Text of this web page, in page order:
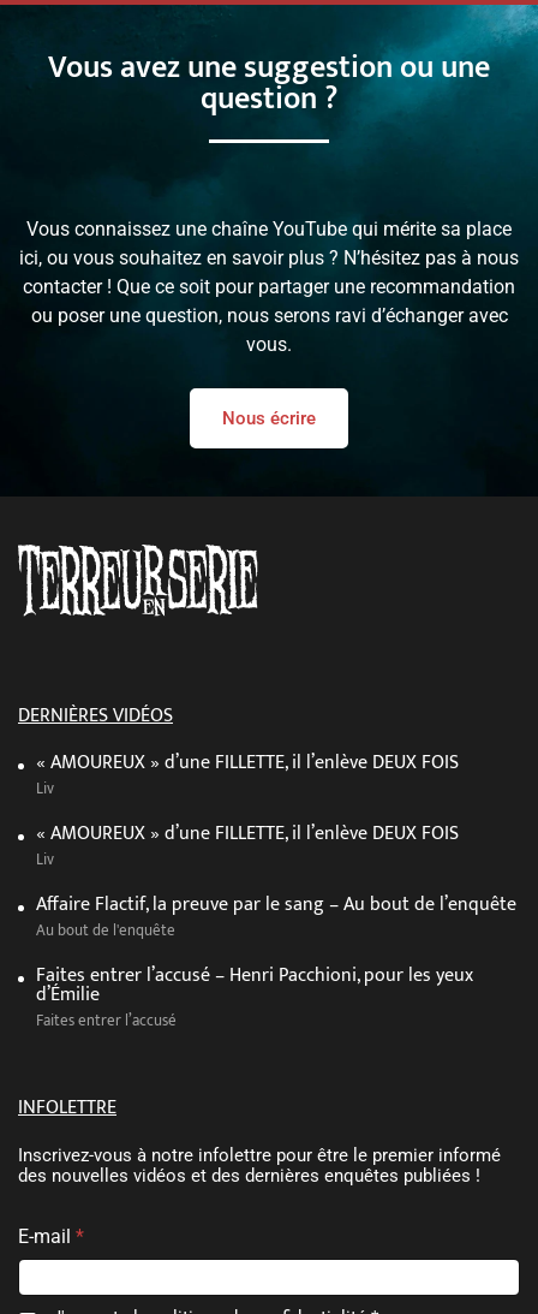
Vous avez une suggestion ou une
question ?
Vous connaissez une chaîne YouTube qui mérite sa place
ici, ou vous souhaitez en savoir plus ? N’hésitez pas à nous
contacter ! Que ce soit pour partager une recommandation
ou poser une question, nous serons ravi d’échanger avec
vous.
Nous écrire
DERNIÈRES VIDÉOS
« AMOUREUX » d’une FILLETTE, il l’enlève DEUX FOIS
Liv
« AMOUREUX » d’une FILLETTE, il l’enlève DEUX FOIS
Liv
Affaire Flactif, la preuve par le sang – Au bout de l’enquête
Au bout de l'enquête
Faites entrer l’accusé – Henri Pacchioni, pour les yeux
d’Émilie
Faites entrer l’accusé
INFOLETTRE
Inscrivez-vous à notre infolettre pour être le premier informé
des nouvelles vidéos et des dernières enquêtes publiées !
E-mail *